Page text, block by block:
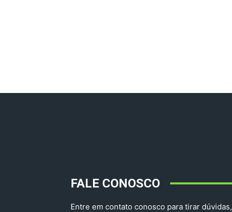
FALE CONOSCO
Entre em contato conosco para tirar dúvidas,